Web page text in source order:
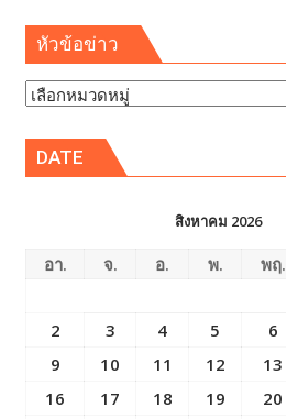
หัวข้อข่าว
หัวข้อ
DATE
สิงหาคม 2026
อา. จ. อ. พ. พฤ.
2
3 4 5 6
9
10 11 12 13
16
17 18 19 20